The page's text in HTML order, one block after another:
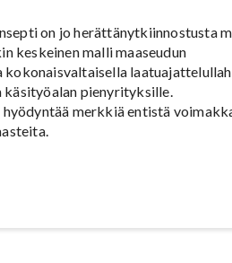
on jo herättänytkiinnostusta
keskeinen malli maaseudun
pienyrityksille.
merkkiä entistä